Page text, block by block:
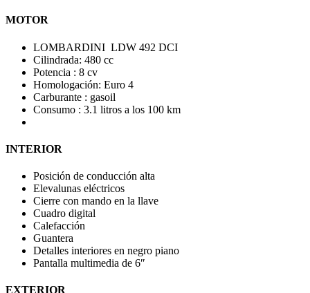
MOTOR
LOMBARDINI LDW 492 DCI
Cilindrada: 480 cc
Potencia : 8 cv
Homologación: Euro 4
Carburante : gasoil
Consumo : 3.1 litros a los 100 km
INTERIOR
Posición de conducción alta
Elevalunas eléctricos
Cierre con mando en la llave
Cuadro digital
Calefacción
Guantera
Detalles interiores en negro piano
Pantalla multimedia de 6″
EXTERIOR